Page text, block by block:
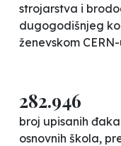
strojarstva i
dugogodišnjeg
ženevskom
282.946
broj upisanih
osnovnih škola,